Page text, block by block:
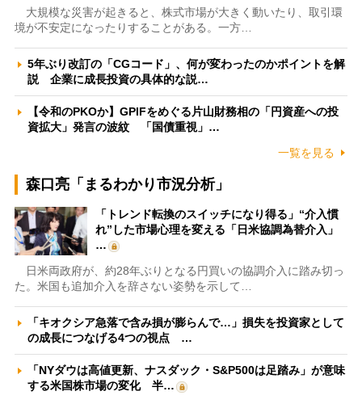
大規模な災害が起きると、株式市場が大きく動いたり、取引環
境が不安定になったりすることがある。一方…
5年ぶり改訂の「CGコード」、何が変わったのかポイントを解
説 企業に成長投資の具体的な説…
【令和のPKOか】GPIFをめぐる片山財務相の「円資産への投
資拡大」発言の波紋 「国債重視」…
一覧を見る
森口亮「まるわかり市況分析」
「トレンド転換のスイッチになり得る」“介入慣
れ”した市場心理を変える「日米協調為替介入」
…
日米両政府が、約28年ぶりとなる円買いの協調介入に踏み切っ
た。米国も追加介入を辞さない姿勢を示して…
「キオクシア急落で含み損が膨らんで…」損失を投資家として
の成長につなげる4つの視点 …
「NYダウは高値更新、ナスダック・S&P500は足踏み」が意味
する米国株市場の変化 半…